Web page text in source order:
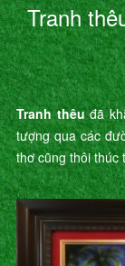
Tranh
Tranh thêuđã
tượng qua các
thơ cũng thôi thúc